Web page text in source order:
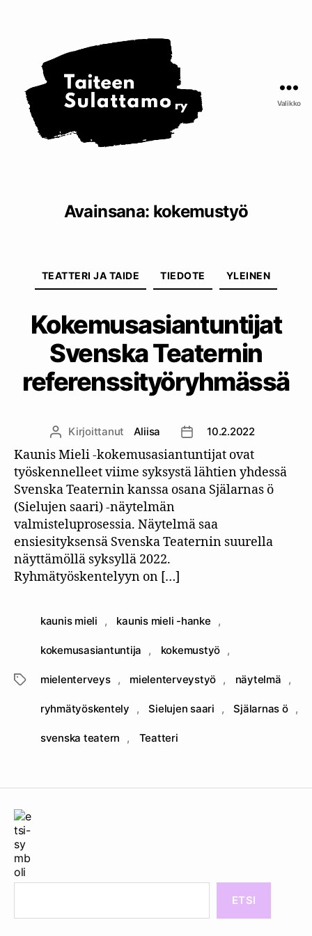
Valikko
Avainsana: kokemustyö
TEATTERI JA TAIDE TIEDOTE YLEINEN
Kokemusasiantuntijat
Svenska Teaternin
referenssityöryhmässä
Kirjoittaja
Kirjoittanut Aliisa Julkaisupäivämäärä
10.2.2022
Kaunis Mieli -kokemusasiantuntijat ovat
työskennelleet viime syksystä lähtien yhdessä
Svenska Teaternin kanssa osana Själarnas ö
(Sielujen saari) -näytelmän
valmisteluprosessia. Näytelmä saa
ensiesityksensä Svenska Teaternin suurella
näyttämöllä syksyllä 2022.
Ryhmätyöskentelyyn on […]
Avainsanat
kaunis mieli , kaunis mieli -hanke ,
kokemusasiantuntija , kokemustyö ,
mielenterveys , mielenterveystyö , näytelmä ,
ryhmätyöskentely , Sielujen saari , Själarnas ö ,
svenska teatern , Teatteri
ETSI